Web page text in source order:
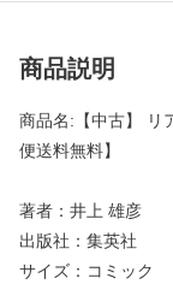
商品説明
商品名:【中古】 リ
便送料無料】
著者：井上 雄彦
出版社：集英社
サイズ：コミック